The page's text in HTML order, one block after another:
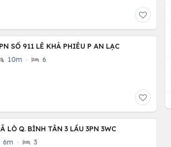
SỐ 911 LÊ KHẢ PHIÊU P AN LẠC
10m · 6
LÒ Q. BÌNH TÂN 3 LẦU 3PN 3WC
6m · 3